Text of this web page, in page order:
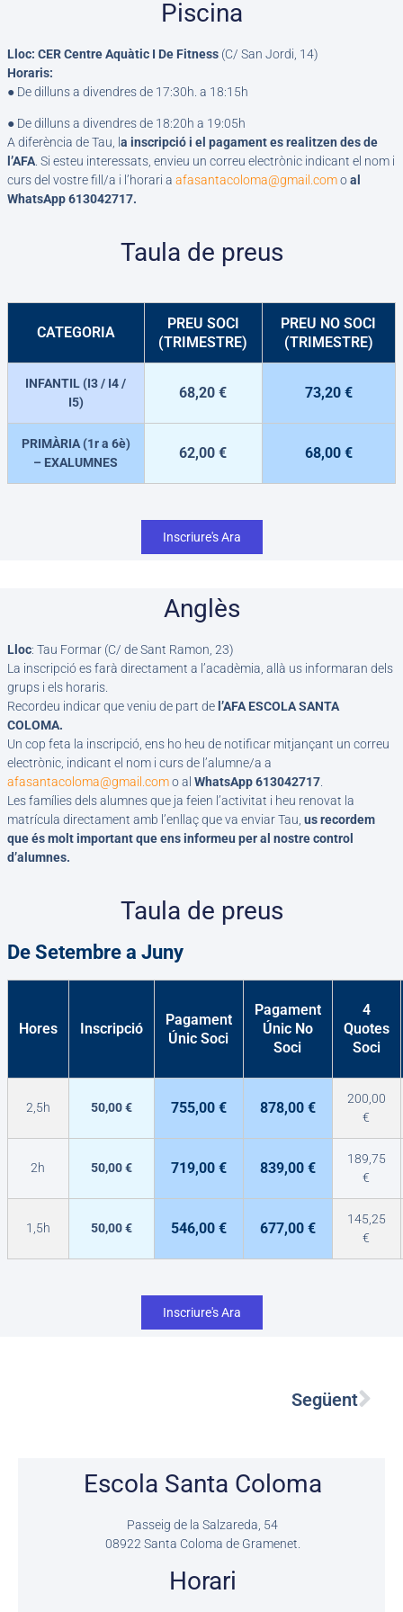
Piscina
Lloc: CER Centre Aquàtic I De Fitness(C/ San Jordi, 14)
Horaris:
●De dilluns a divendres de 17:30h. a 18:15h
●De dilluns a divendres de 18:20h a 19:05h
A diferència de Tau, la inscripció i el pagament es realitzen des de
l’AFA. Si esteu interessats, envieu un correu electrònic indicant el nom i
curs del vostre fill/a i l’horari a afasantacoloma@gmail.comoal
WhatsApp 613042717.
Taula de preus
CATEGORIA
PREU SOCI
(TRIMESTRE)
PREU NO SOCI
(TRIMESTRE)
INFANTIL (I3 / I4 /
I5)
68,20 € 73,20 €
PRIMÀRIA (1r a 6è)
– EXALUMNES
62,00 € 68,00 €
Inscriure's Ara
Anglès
Lloc: Tau Formar (C/ de Sant Ramon, 23)
La inscripció es farà directament a l’acadèmia, allà us informaran dels
grups i els horaris.
Recordeu indicar que veniu de part de l’AFA ESCOLA SANTA
COLOMA.
Un cop feta la inscripció, ens ho heu de notificar mitjançant un correu
electrònic, indicant el nom i curs de l’alumne/a a
afasantacoloma@gmail.como al WhatsApp 613042717.
Les famílies dels alumnes que ja feien l’activitat i heu renovat la
matrícula directament amb l’enllaç que va enviar Tau, us recordem
que és molt important que ens informeu per al nostre control
d’alumnes.
Taula de preus
De Setembre a Juny
Hores Inscripció
Pagament
Únic Soci
Pagament
Únic No
Soci
4
Quotes
Soci
2,5h 50,00 € 755,00 € 878,00 €
200,00
€
2h 50,00 € 719,00 € 839,00 €
189,75
€
1,5h 50,00 € 546,00 € 677,00 €
145,25
€
Inscriure's Ara
Següent
Escola Santa Coloma
Passeig de la Salzareda, 54
08922 Santa Coloma de Gramenet.
Horari